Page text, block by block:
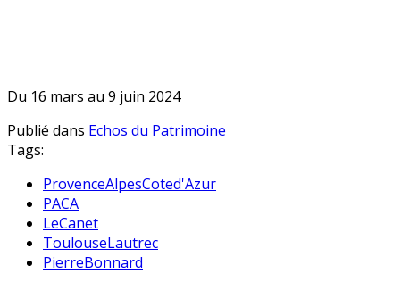
Du 16 mars au 9 juin 2024
Publié dans Echos du Patrimoine
Tags:
ProvenceAlpesCoted'Azur
PACA
LeCanet
ToulouseLautrec
PierreBonnard